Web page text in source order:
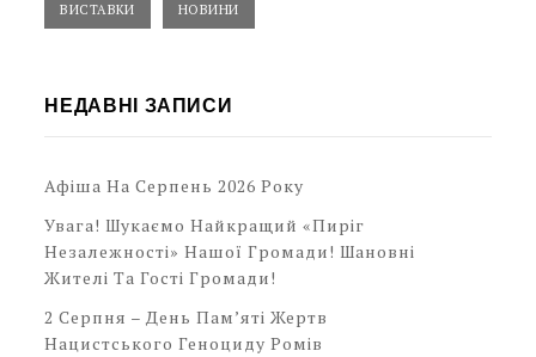
ВИСТАВКИ НОВИНИ
НЕДАВНІ ЗАПИСИ
Афіша На Серпень 2026 Року
Увага! Шукаємо Найкращий «Пиріг
Незалежності» Нашої Громади! Шановні
Жителі Та Гості Громади!
2 Серпня – День Пам’яті Жертв
Нацистського Геноциду Ромів